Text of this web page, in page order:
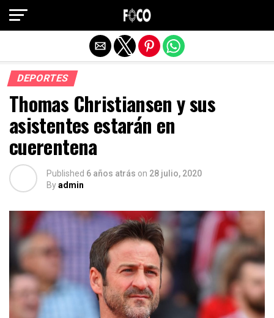
DEPORTES
Thomas Christiansen y sus
asistentes estarán en
cuerentena
Published 6 años atrás on 28 julio, 2020
Byadmin
Salir de la versión móvil